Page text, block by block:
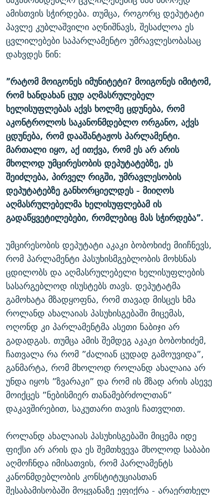
ამისთვის სჭირდება. თუმცა, როგორც დეპუტატი
პავლე კუბლაშვილი აღნიშნავს, შესაძლოა ეს
ცვლილებები საპარლამენტო უმრავლესობასაც
დახვდეს წინ:
”რატომ მოიგონეს იმუნიტეტი? მოიგონეს იმიტომ,
რომ ხანდახან ცუდ აღმასრულებელ
ხელისუფლებას აქვს ხოლმე ცდუნება, რომ
აკონტროლოს საკანონმდებლო ორგანო, აქვს
ცდუნება, რომ დააშანტაჟოს პარლამენტი.
მართალი იყო, აქ ითქვა, რომ ეს არ არის
მხოლოდ უმცირესობის დეპუტატებზე, ეს
შეიძლება, პირველ რიგში, უმრავლესობის
დეპუტატებზე განხორციელდეს - მიიღოს
აღმასრულებელმა ხელისუფლებამ ის
გადაწყვეტილებები, რომლებიც მას სჭირდება”.
უმცირესობის დეპუტატი აკაკი ბობოხიძე მიიჩნევს,
რომ პარლამენტი პასუხისმგებლობის მოხსნას
ცდილობს და აღმასრულებელი ხელისუფლების
სასარგებლოდ ისუსტებს თავს. დეპუტატმა
გამოხატა მზადყოფნა, რომ თავად მისცეს ხმა
როლანდ ახალაიას პასუხისგებაში მიცემას,
ოღონდ კი პარლამენტმა ასეთი ნაბიჯი არ
გადადგას. თუმცა ამის შემდეგ აკაკი ბობოხიძემ,
ჩათვალა რა რომ ”ძალიან ცუდად გამოუვიდა”,
განმარტა, რომ მხოლოდ როლანდ ახალაია არ
უნდა იყოს ”ზვარაკი” და რომ ის მზად არის ასევე
მოიქცეს ”ნებისმიერ თანამებრძოლთან”
დაკავშირებით, საკუთარი თავის ჩათვლით.
როლანდ ახალაიას პასუხისგებაში მიცემა იდე
ფიქსი არ არის და ეს შემთხვევა მხოლოდ საბაბი
აღმოჩნდა იმისათვის, რომ პარლამენტს
კანონმდებლობის კონსტიტუციასთან
შესაბამისობაში მოყვანაზე ეფიქრა - არაერთხელ